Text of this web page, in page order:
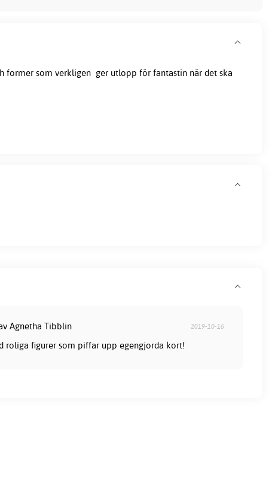
former som verkligen ger utlopp för fantastin när det ska
Agnetha Tibblin 2019-10-16
roliga figurer som piffar upp egengjorda kort!